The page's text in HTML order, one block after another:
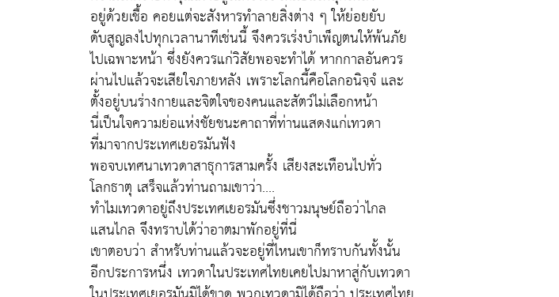
อยู่ด้วยเชื้อ คอยแต่จะสังหารทำลายสิ่งต่าง ๆ ให้ย่อยยับ
ดับสูญลงไปทุกเวลานาทีเช่นนี้ จึงควรเร่งบำเพ็ญตนให้พ้นภัย
ไปเฉพาะหน้า ซึ่งยังควรแก่วิสัยพอจะทำได้ หากกาลอันควร
ผ่านไปแล้วจะเสียใจภายหลัง เพราะโลกนี้คือโลกอนิจฺจํ และ
ตั้งอยู่บนร่างกายและจิตใจของคนและสัตว์ไม่เลือกหน้า
นี่เป็นใจความย่อแห่งชัยชนะคาถาที่ท่านแสดงแก่เทวดา
ที่มาจากประเทศเยอรมันฟัง
พอจบเทศนาเทวดาสาธุการสามครั้ง เสียงสะเทือนไปทั่ว
โลกธาตุ เสร็จแล้วท่านถามเขาว่า....
ทำไมเทวดาอยู่ถึงประเทศเยอรมันซึ่งชาวมนุษย์ถือว่าไกล
แสนไกล จึงทราบได้ว่าอาตมาพักอยู่ที่นี่
เขาตอบว่า สำหรับท่านแล้วจะอยู่ที่ไหนเขาก็ทราบกันทั้งนั้น
อีกประการหนึ่ง เทวดาในประเทศไทยเคยไปมาหาสู่กับเทวดา